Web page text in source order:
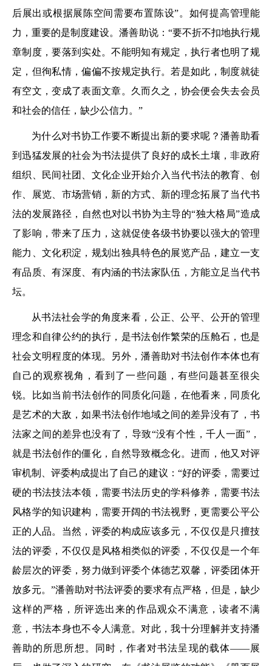
后展出或根据展陈空间需要布置陈设”。如何提高管理能
力，重要的是制度建设。潘善助说：“要不折不扣地执行规
章制度，要落到实处。不能明知有规定，执行者也明了规
定，但徇私情，偏偏不按规定执行。若是如此，制度就徒
有空文，变成了表面文章。久而久之，协会便会失去会员
和社会的信任，缺少公信力。”
为什么对书协工作要不断提出新的要求呢？潘善助看
到迅猛发展的社会为书法提供了良好的成长土壤，非政府
组织、民间社团、文化企业开始介入当代书法的教育、创
作、展览、市场营销，新的方式、新的理念拓展了当代书
法的发展路径，自然也对以书协为主导的“独大格局”造成
了影响，带来了压力，这就促使各级书协要以强大的管理
能力、文化积淀，规划出独具特色的展览产品，建立一支
有品质、有深度、有内涵的书法家队伍，方能立足当代书
坛。
从书法社会学的角度来看，公正、公平、公开的管理
理念和自律公约的执行，是书法创作繁荣的压舱石，也是
社会文明程度的体现。另外，潘善助对书法创作本体也有
自己的观察视角，看到了一些问题，有些问题甚至很尖
锐。比如当前书法创作的同质化问题，在他看来，同质化
是艺术的大敌，如果书法创作地域之间的差异没有了，书
法家之间的差异也没有了，导致“没有个性，千人一面”，
就是书法创作的僵化，自然导致概念化。进而，他又对评
审机制、评委构成提出了自己的建议：“好的评委，需要过
硬的书法技法本领，需要书法历史的学科修养，需要书法
风格学的知识建构，需要开阔的书法视野，更需要公平公
正的人品。当然，评委的构成应该多元，不仅仅是只擅技
法的评委，不仅仅是风格相类似的评委，不仅仅是一个年
龄层次的评委，努力做到评委个体德艺双馨，评委团体开
放多元。”潘善助对书法评委的要求有点严格，但是，缺少
这样的严格，所评选出来的作品观众不满意，读者不满
意，书法本身也不令人满意。对此，我十分理解并支持潘
善助的所思所想。同时，作者对书法呈现的载体——展